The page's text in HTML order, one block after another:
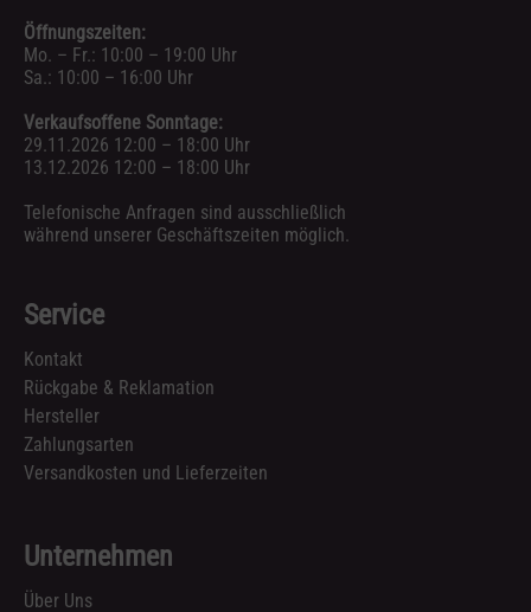
Öffnungszeiten:
Mo. – Fr.: 10:00 – 19:00 Uhr
Sa.: 10:00 – 16:00 Uhr
Verkaufsoffene Sonntage:
29.11.2026 12:00 – 18:00 Uhr
13.12.2026 12:00 – 18:00 Uhr
Telefonische Anfragen sind ausschließlich
während unserer Geschäftszeiten möglich.
Service
Kontakt
Rückgabe & Reklamation
Hersteller
Zahlungsarten
Versandkosten und Lieferzeiten
Unternehmen
Über Uns